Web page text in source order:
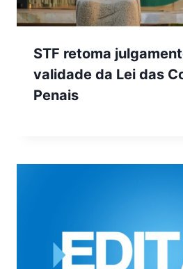
STF retoma
validade da Lei das
Penais